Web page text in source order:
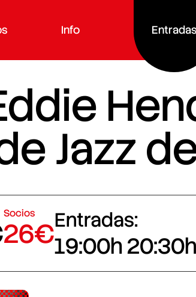
Info Entradas
Jazz
Socios
26€Entradas:
19:00h20:30h